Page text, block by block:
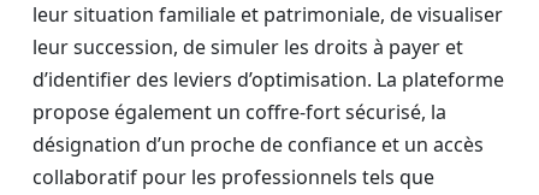
leur situation familiale et patrimoniale, de visualiser
leur succession, de simuler les droits à payer et
d’identifier des leviers d’optimisation. La plateforme
propose également un coffre-fort sécurisé, la
désignation d’un proche de confiance et un accès
collaboratif pour les professionnels tels que